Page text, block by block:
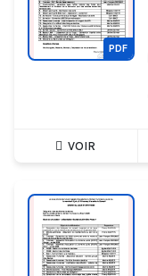
PDF
VOIR